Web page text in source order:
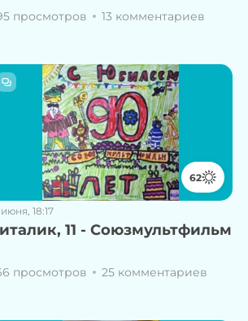
просмотров 13 комментариев
62
июня, 18:17
11 - Союзмультфильм
просмотров 25 комментариев